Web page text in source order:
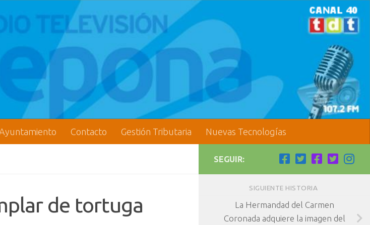
Contacto Gestión Tributaria Nuevas Tecnologías
de tortuga
SEGUIR:
SIGUIENTE HISTORIA
La Hermandad del Carmen
Coronada adquiere la imagen del